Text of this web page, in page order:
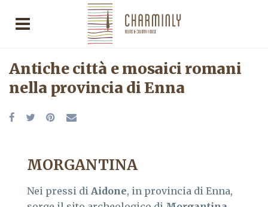
Antiche città e mosaici romani
nella provincia di Enna
MORGANTINA
Nei pressi di Aidone, in provincia di Enna,